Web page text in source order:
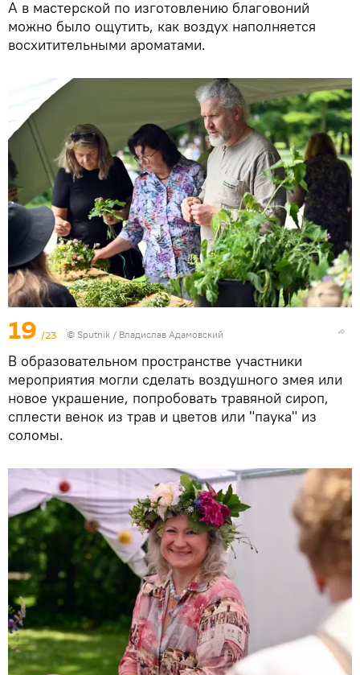
А в мастерской по изготовлению благовоний
можно было ощутить, как воздух наполняется
восхитительными ароматами.
19 /23 © Sputnik / Владислав Адамовский
В образовательном пространстве участники
мероприятия могли сделать воздушного змея или
новое украшение, попробовать травяной сироп,
сплести венок из трав и цветов или "паука" из
соломы.